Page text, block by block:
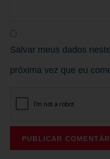
Salvar meus dados
próxima vez que eu